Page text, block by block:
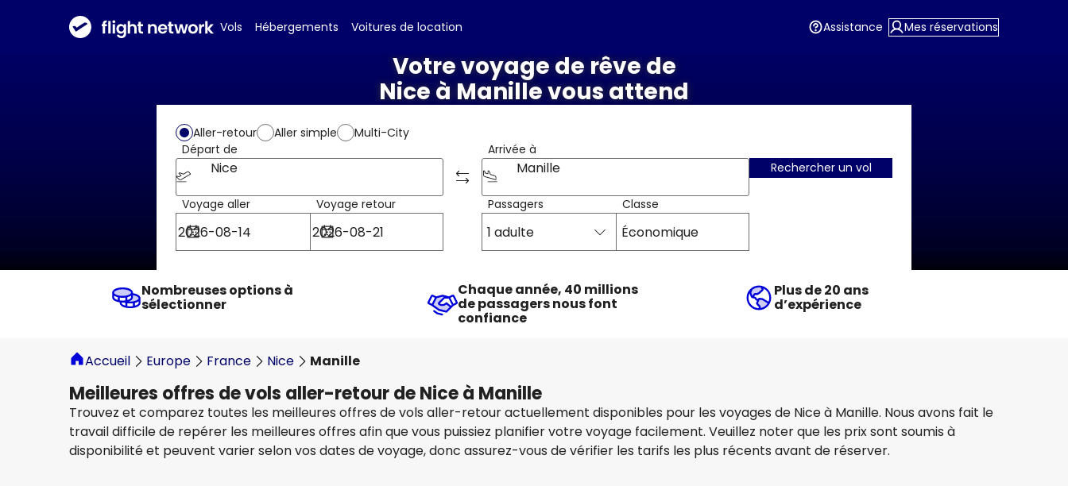
Vols Hébergements Voitures de location Assistance Mes réservations
Votre voyage de rêve de
Nice à Manille vous attend
Aller-retour Aller simple
Multi-City
Départ de
Nice
Arrivée à
Manille
Voyage aller Voyage retour Passagers
1 adulte
Classe
Économique
Rechercher un vol
Nombreuses options à
sélectionner
Chaque année, 40 millions
de passagers nous font
confiance
Plus de 20 ans
d’expérience
Accueil Europe France Nice Manille
Meilleures offres de vols aller-retour de Nice à Manille
Trouvez et comparez toutes les meilleures offres de vols aller-retour actuellement disponibles pour les voyages de Nice à Manille. Nous avons fait le
travail difficile de repérer les meilleures offres afin que vous puissiez planifier votre voyage facilement. Veuillez noter que les prix sont soumis à
disponibilité et peuvent varier selon vos dates de voyage, donc assurez-vous de vérifier les tarifs les plus récents avant de réserver.